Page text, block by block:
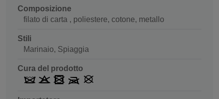
Composizione
filato di carta , poliestere, cotone, metallo
Stili
Marinaio, Spiaggia
Cura del prodotto